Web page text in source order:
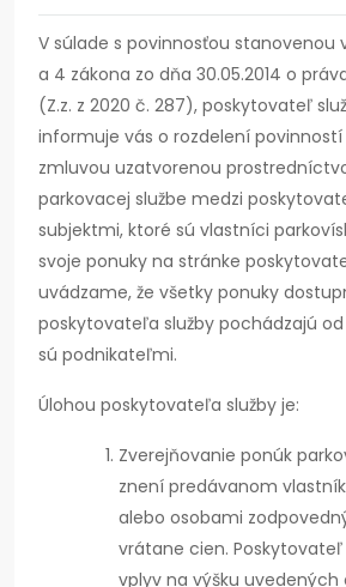
V súlade s povinnosťou stanovenou
a 4 zákona zo dňa 30.05.2014 o
(Z.z. z 2020 č. 287), poskytovateľ
informuje vás o rozdelení povinností
zmluvou uzatvorenou
parkovacej službe medzi
subjektmi, ktoré sú vlastníci
svoje ponuky na stránke
uvádzame, že všetky ponuky
poskytovateľa služby pochádzajú
sú podnikateľmi.
Úlohou poskytovateľa služby je:
Zverejňovanie ponúk
znení predávanom
alebo osobami
vrátane cien.
vplyv na výšku